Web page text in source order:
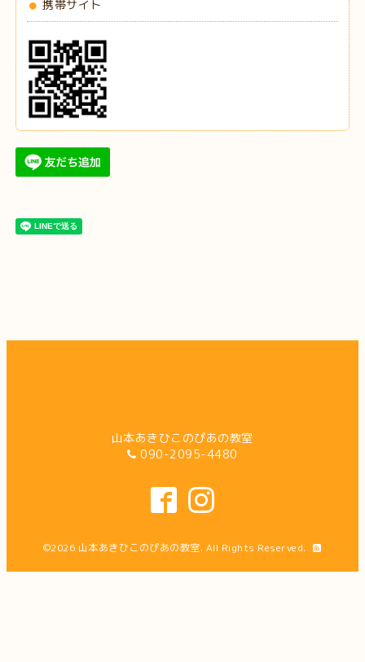
携帯サイト
山本あきひこのぴあの教室
090-2095-4480
©2026 山本あきひこのぴあの教室. All Rights Reserved.